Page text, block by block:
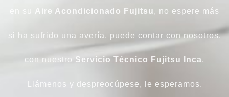
Aire Acondicionado Fujitsu, no espere más
si ha sufrido una avería, puede contar con nosotros,
con nuestro Servicio Técnico Fujitsu Inca.
Llámenos y despreocúpese, le esperamos.